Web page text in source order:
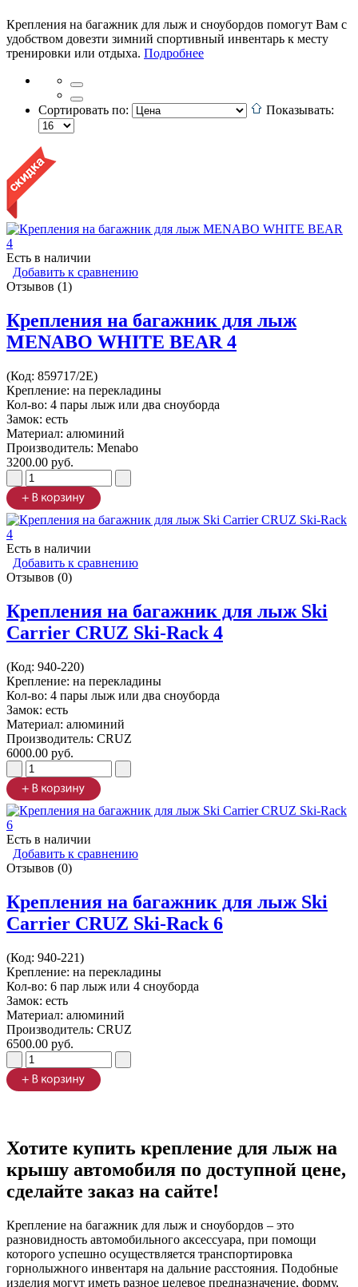
Крепления на багажник для лыж и сноубордов помогут Вам с
удобством довезти зимний спортивный инвентарь к месту
тренировки или отдыха. Подробнее
Сортировать по: Показывать:
Есть в наличии
Добавить к сравнению
Отзывов (1)
Крепления на багажник для лыж
MENABO WHITE BEAR 4
(Код: 859717/2Е)
Крепление: на перекладины
Кол-во: 4 пары лыж или два сноуборда
Замок: есть
Материал: алюминий
Производитель: Menabo
3200.00 руб.
Есть в наличии
Добавить к сравнению
Отзывов (0)
Крепления на багажник для лыж Ski
Carrier CRUZ Ski-Rack 4
(Код: 940-220)
Крепление: на перекладины
Кол-во: 4 пары лыж или два сноуборда
Замок: есть
Материал: алюминий
Производитель: CRUZ
6000.00 руб.
Есть в наличии
Добавить к сравнению
Отзывов (0)
Крепления на багажник для лыж Ski
Carrier CRUZ Ski-Rack 6
(Код: 940-221)
Крепление: на перекладины
Кол-во: 6 пар лыж или 4 сноуборда
Замок: есть
Материал: алюминий
Производитель: CRUZ
6500.00 руб.
Хотите купить крепление для лыж на
крышу автомобиля по доступной цене,
сделайте заказ на сайте!
Крепление на багажник для лыж и сноубордов – это
разновидность автомобильного аксессуара, при помощи
которого успешно осуществляется транспортировка
горнолыжного инвентаря на дальние расстояния. Подобные
изделия могут иметь разное целевое предназначение, форму,